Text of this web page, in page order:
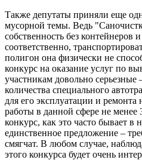
Также депутаты приняли еще
мусорной темы. Ведь
собственность без контейнеров
соответственно,
полигон она физически не
конкурс на оказание услуг по
участникам довольно серьезные
количества специального
для его эксплуатации и
работы в данной сфере не менее
конкурс, как это часто бывает в
единственное предложение –
смягчат. В любом случае,
этого конкурса будет очень